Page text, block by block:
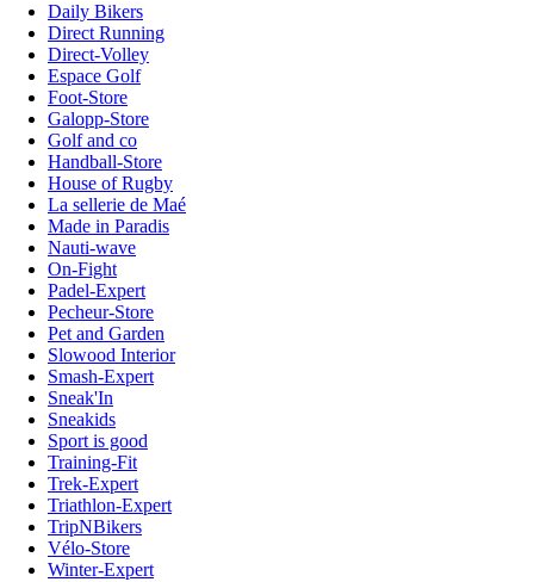
Daily Bikers
Direct Running
Direct-Volley
Espace Golf
Foot-Store
Galopp-Store
Golf and co
Handball-Store
House of Rugby
La sellerie de Maé
Made in Paradis
Nauti-wave
On-Fight
Padel-Expert
Pecheur-Store
Pet and Garden
Slowood Interior
Smash-Expert
Sneak'In
Sneakids
Sport is good
Training-Fit
Trek-Expert
Triathlon-Expert
TripNBikers
Vélo-Store
Winter-Expert